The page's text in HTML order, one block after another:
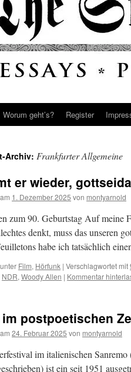
Worum geht’s? Register
Archiv: Frankfurter Allgemeine
er wieder,
1. Dezember 2025 von montyarnold
zum 90. Geburtstag Auf meine
denkt, muss das unseren
habe ich tatsächlich
Film, Hörfunk | Verschlagwortet mit
NDR, Woody Allen | Kommentar
postpoetischen
24. Februar 2025 von montyarnold
im italienischen
ist ein seit 1951